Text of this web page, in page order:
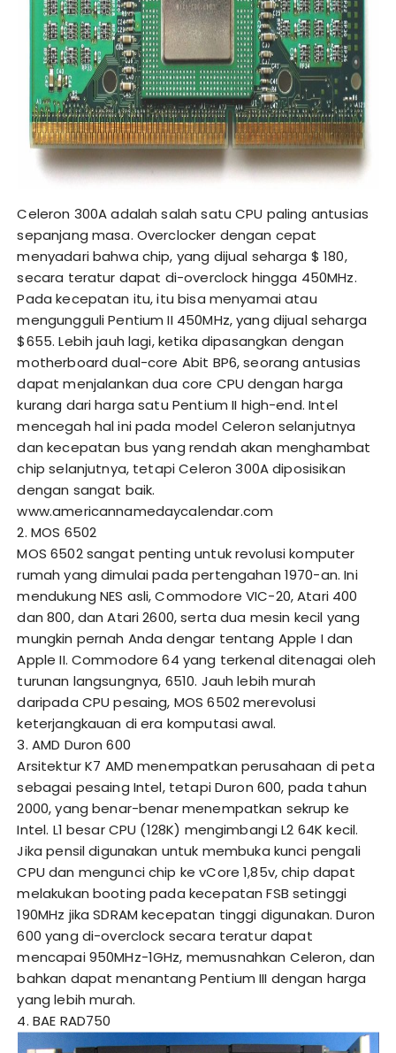
Celeron 300A adalah salah satu CPU paling antusias
sepanjang masa. Overclocker dengan cepat
menyadari bahwa chip, yang dijual seharga $ 180,
secara teratur dapat di-overclock hingga 450MHz.
Pada kecepatan itu, itu bisa menyamai atau
mengungguli Pentium II 450MHz, yang dijual seharga
$655. Lebih jauh lagi, ketika dipasangkan dengan
motherboard dual-core Abit BP6, seorang antusias
dapat menjalankan dua core CPU dengan harga
kurang dari harga satu Pentium II high-end. Intel
mencegah hal ini pada model Celeron selanjutnya
dan kecepatan bus yang rendah akan menghambat
chip selanjutnya, tetapi Celeron 300A diposisikan
dengan sangat baik.
www.americannamedaycalendar.com
2. MOS 6502
MOS 6502 sangat penting untuk revolusi komputer
rumah yang dimulai pada pertengahan 1970-an. Ini
mendukung NES asli, Commodore VIC-20, Atari 400
dan 800, dan Atari 2600, serta dua mesin kecil yang
mungkin pernah Anda dengar tentang Apple I dan
Apple II. Commodore 64 yang terkenal ditenagai oleh
turunan langsungnya, 6510. Jauh lebih murah
daripada CPU pesaing, MOS 6502 merevolusi
keterjangkauan di era komputasi awal.
3. AMD Duron 600
Arsitektur K7 AMD menempatkan perusahaan di peta
sebagai pesaing Intel, tetapi Duron 600, pada tahun
2000, yang benar-benar menempatkan sekrup ke
Intel. L1 besar CPU (128K) mengimbangi L2 64K kecil.
Jika pensil digunakan untuk membuka kunci pengali
CPU dan mengunci chip ke vCore 1,85v, chip dapat
melakukan booting pada kecepatan FSB setinggi
190MHz jika SDRAM kecepatan tinggi digunakan. Duron
600 yang di-overclock secara teratur dapat
mencapai 950MHz-1GHz, memusnahkan Celeron, dan
bahkan dapat menantang Pentium III dengan harga
yang lebih murah.
4. BAE RAD750